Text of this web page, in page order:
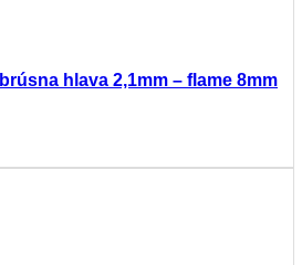
hlava 2,1mm – flame 8mm